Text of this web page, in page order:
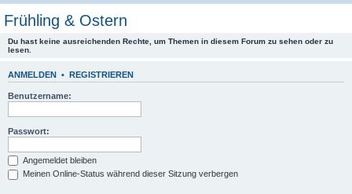
Frühling & Ostern
Du hast keine ausreichenden Rechte, um Themen in diesem Forum zu sehen oder zu
lesen.
ANMELDEN • REGISTRIEREN
Benutzername:
Passwort:
Angemeldet bleiben
Meinen Online-Status während dieser Sitzung verbergen